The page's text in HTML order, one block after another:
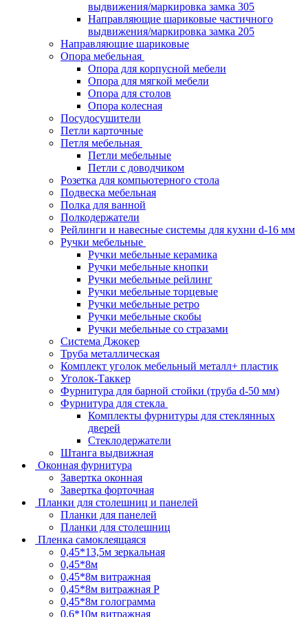
выдвижения/маркировка замка 305
Направляющие шариковые частичного
выдвижения/маркировка замка 205
Направляющие шариковые
Опора мебельная
Опора для корпусной мебели
Опора для мягкой мебели
Опора для столов
Опора колесная
Посудосушители
Петли карточные
Петля мебельная
Петли мебельные
Петли с доводчиком
Розетка для компьютерного стола
Подвеска мебельная
Полка для ванной
Полкодержатели
Рейлинги и навесные системы для кухни d-16 мм
Ручки мебельные
Ручки мебельные керамика
Ручки мебельные кнопки
Ручки мебельные рейлинг
Ручки мебельные торцевые
Ручки мебельные ретро
Ручки мебельные скобы
Ручки мебельные со стразами
Система Джокер
Труба металлическая
Комплект уголок мебельный металл+ пластик
Уголок-Таккер
Фурнитура для барной стойки (труба d-50 мм)
Фурнитура для стекла
Комплекты фурнитуры для стеклянных
дверей
Стеклодержатели
Штанга выдвижная
Оконная фурнитура
Завертка оконная
Завертка форточная
Планки для столешниц и панелей
Планки для панелей
Планки для столешниц
Пленка самоклеящаяся
0,45*13,5м зеркальная
0,45*8м
0,45*8м витражная
0,45*8м витражная Р
0,45*8м голограмма
0,6*10м витражная